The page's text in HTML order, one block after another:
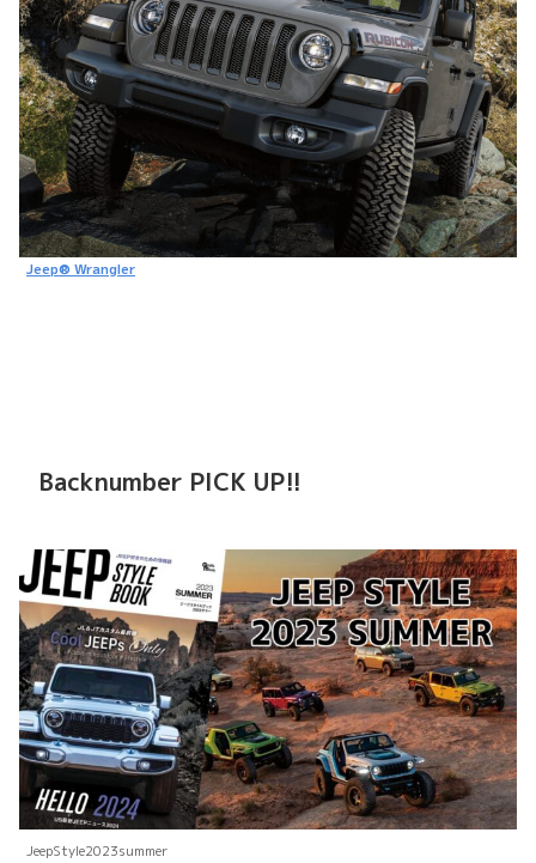
Jeep® Wrangler
Backnumber PICK UP!!
JeepStyle2023summer